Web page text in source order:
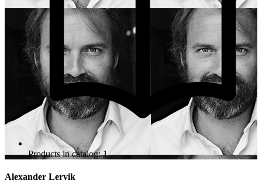
Products in catalog: 1
Alexander Lervik